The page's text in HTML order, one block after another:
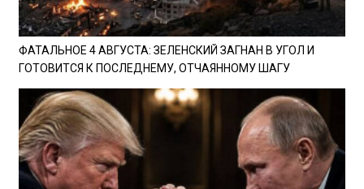
ФАТАЛЬНОЕ 4 АВГУСТА: ЗЕЛЕНСКИЙ ЗАГНАН В УГОЛ И
ГОТОВИТСЯ К ПОСЛЕДНЕМУ, ОТЧАЯННОМУ ШАГУ